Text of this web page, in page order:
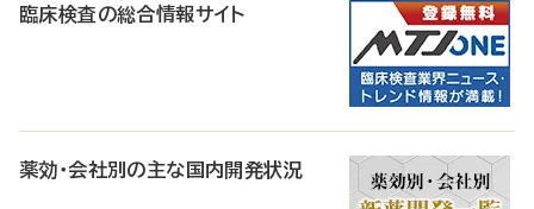
臨床検査の総合情報サイト
薬効・会社別の主な国内開発状況